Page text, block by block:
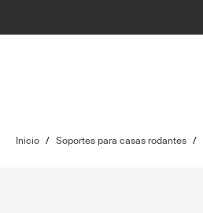
Inicio / Soportes para casas rodantes /